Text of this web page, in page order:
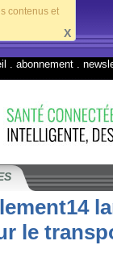
contenus et
X
abonnement
le